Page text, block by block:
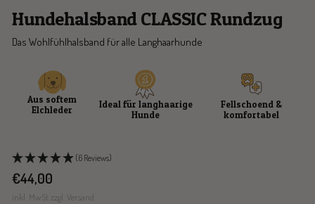
Hundehalsband CLASSIC Rundzug
Das Wohlfühlhalsband für alle Langhaarhunde
Aus softem
Elchleder
Ideal für langhaarige
Hunde
Fellschoend &
komfortabel
(6 Reviews)
Angebotspreis
€44,00
inkl. MwSt zzgl. Versand